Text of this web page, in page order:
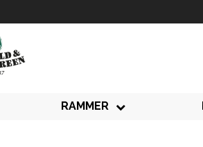
RAMMER